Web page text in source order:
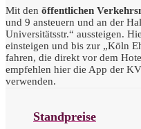
Mit den öffentlichen
und 9 ansteuern und an der
Universitätsstr.“ aussteigen.
einsteigen und bis zur „Köln
fahren, die direkt vor dem
empfehlen hier die App der
verwenden.
Standpreise